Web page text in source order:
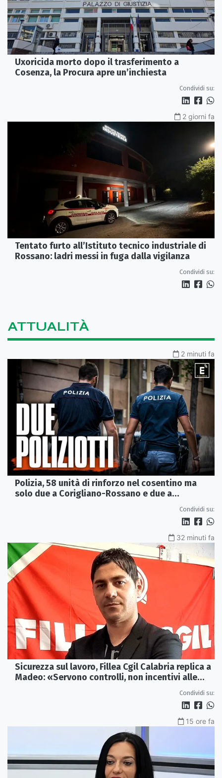
Uxoricida morto dopo il trasferimento a
Cosenza, la Procura apre un’inchiesta
Condividi su:
2 giorni fa
Tentato furto all’Istituto tecnico industriale di
Rossano: ladri messi in fuga dalla vigilanza
Condividi su:
ATTUALITÀ
2 minuti fa
Polizia, 58 unità di rinforzo nel cosentino ma
solo due a Corigliano-Rossano e due a
Condividi su:
32 minuti fa
Sicurezza sul lavoro, Fillea Cgil Calabria replica a
Madeo: «Servono controlli, non incentivi alle
Condividi su:
15 ore fa